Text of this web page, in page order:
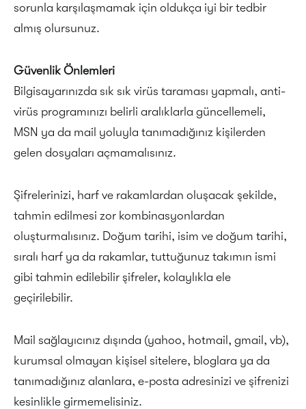
sorunla karşılaşmamak için oldukça iyi bir tedbir
almış olursunuz.
Güvenlik Önlemleri
Bilgisayarınızda sık sık virüs taraması yapmalı, anti-
virüs programınızı belirli aralıklarla güncellemeli,
MSN ya da mail yoluyla tanımadığınız kişilerden
gelen dosyaları açmamalısınız.
Şifrelerinizi, harf ve rakamlardan oluşacak şekilde,
tahmin edilmesi zor kombinasyonlardan
oluşturmalısınız. Doğum tarihi, isim ve doğum tarihi,
sıralı harf ya da rakamlar, tuttuğunuz takımın ismi
gibi tahmin edilebilir şifreler, kolaylıkla ele
geçirilebilir.
Mail sağlayıcınız dışında (yahoo, hotmail, gmail, vb),
kurumsal olmayan kişisel sitelere, bloglara ya da
tanımadığınız alanlara, e-posta adresinizi ve şifrenizi
kesinlikle girmemelisiniz.